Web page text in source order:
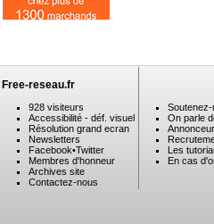
Free-reseau.fr
928 visiteurs
Accessibilité - déf. visuel
Résolution grand ecran
Newsletters
Facebook•Twitter
Membres d'honneur
Archives site
Contactez-nous
Soutenez-
On parle
Les
En cas